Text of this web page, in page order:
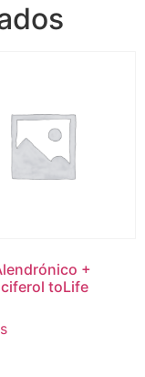
+
toLife